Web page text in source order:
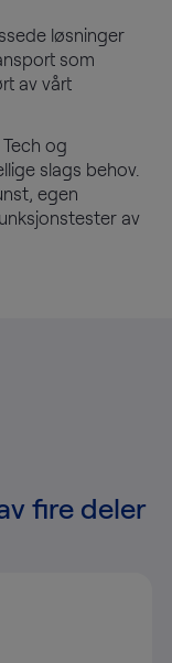
løsninger
som
av vårt
og
slags behov.
egen
av
fire deler